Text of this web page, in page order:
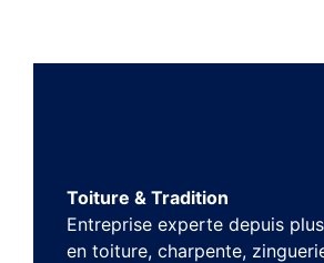
Toiture & Tradition
Entreprise experte depuis
en toiture, charpente,